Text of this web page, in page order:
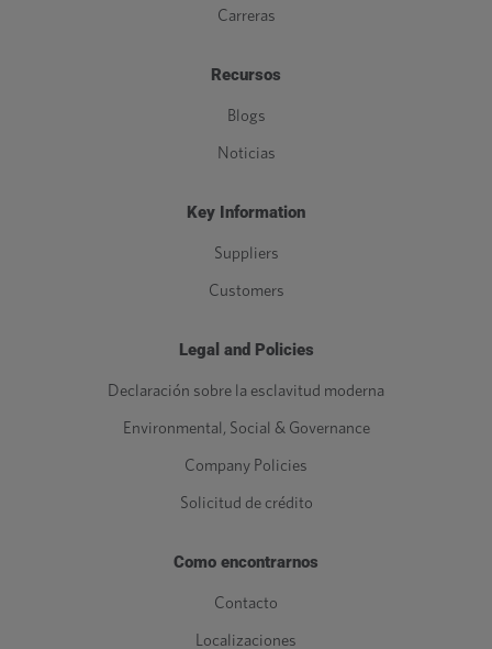
Carreras
Recursos
Blogs
Noticias
Key Information
Suppliers
Customers
Legal and Policies
Declaración sobre la esclavitud moderna
Environmental, Social & Governance
Company Policies
Solicitud de crédito
Como encontrarnos
Contacto
Localizaciones